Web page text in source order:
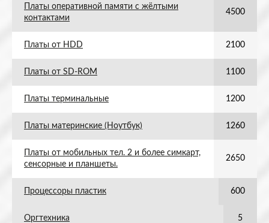
Платы оперативной памяти с жёлтыми
контактами
4500
Платы от HDD 2100
Платы от SD-ROM 1100
Платы терминальные 1200
Платы материнские (Ноутбук) 1260
Платы от мобильных тел. 2 и более симкарт,
сенсорные и планшеты.
2650
Процессоры пластик 600
Оргтехника 5